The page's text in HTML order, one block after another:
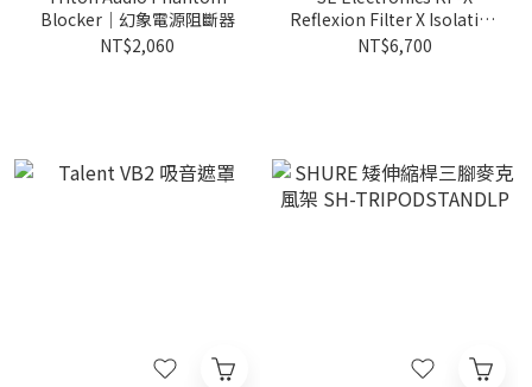
Blocker｜幻象電源阻斷器
NT$2,060
Reflexion Filter X Isolation
Booth｜麥克風吸音罩
NT$6,700